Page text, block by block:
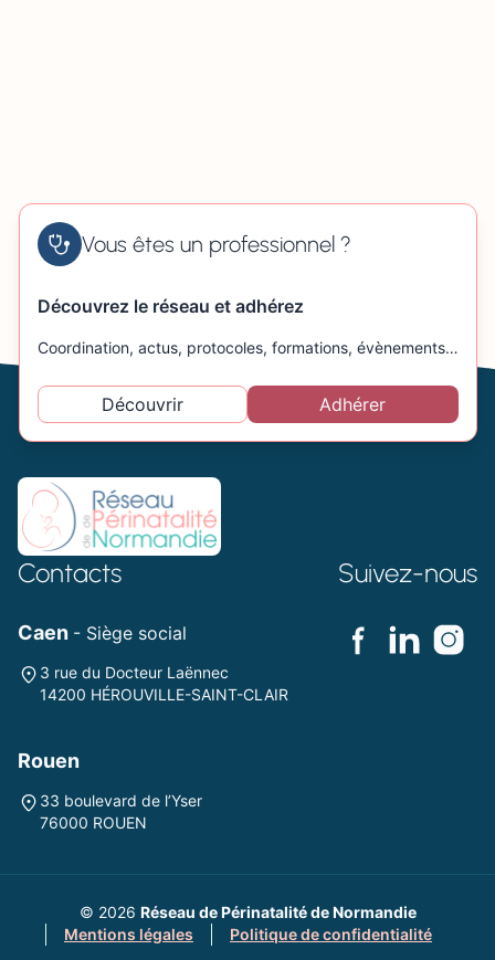
Vous êtes un professionnel ?
Découvrez le réseau et adhérez
Coordination, actus, protocoles, formations, évènements…
Découvrir Adhérer
Contacts
Caen - Siège social
3 rue du Docteur Laënnec
14200 HÉROUVILLE-SAINT-CLAIR
Rouen
33 boulevard de l’Yser
76000 ROUEN
Suivez-nous
© 2026 Réseau de Périnatalité de Normandie
Mentions légales
Politique de confidentialité